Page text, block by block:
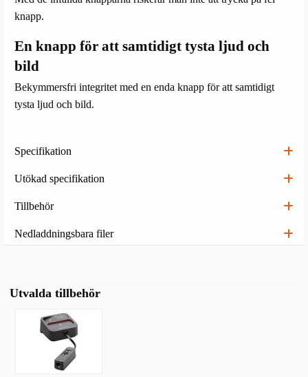
knapp.
En knapp för att samtidigt tysta ljud och
bild
Bekymmersfri integritet med en enda knapp för att samtidigt
tysta ljud och bild.
Specifikation
Utökad specifikation
Tillbehör
Nedladdningsbara filer
Utvalda tillbehör